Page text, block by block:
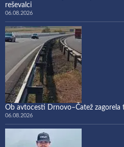
reševalci
06.08.2026
Ob avtocesti Drnovo–Čatež zagorela
06.08.2026